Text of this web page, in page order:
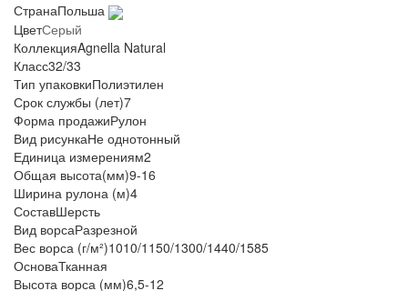
СтранаПольша
ЦветСерый
КоллекцияAgnella Natural
Класс32/33
Тип упаковкиПолиэтилен
Срок службы (лет)7
Форма продажиРулон
Вид рисункаНе однотонный
Единица измерениям2
Общая высота(мм)9-16
Ширина рулона (м)4
СоставШерсть
Вид ворсаРазрезной
Вес ворса (г/м²)1010/1150/1300/1440/1585
ОсноваТканная
Высота ворса (мм)6,5-12